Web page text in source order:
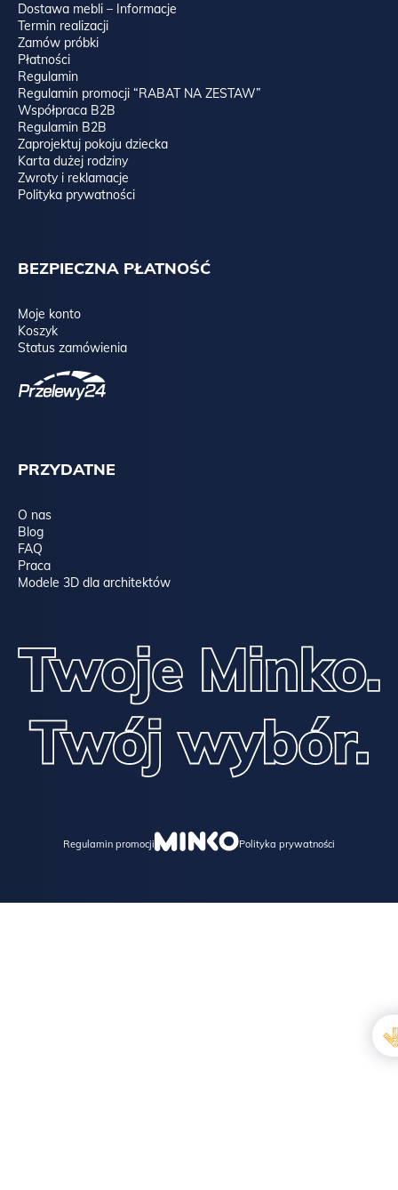
Dostawa mebli – Informacje
Termin realizacji
Zamów próbki
Płatności
Regulamin
Regulamin promocji “RABAT NA ZESTAW”
Współpraca B2B
Regulamin B2B
Zaprojektuj pokoju dziecka
Karta dużej rodziny
Zwroty i reklamacje
Polityka prywatności
BEZPIECZNA PŁATNOŚĆ
Moje konto
Koszyk
Status zamówienia
PRZYDATNE
O nas
Blog
FAQ
Praca
Modele 3D dla architektów
Regulamin promocji Polityka prywatności